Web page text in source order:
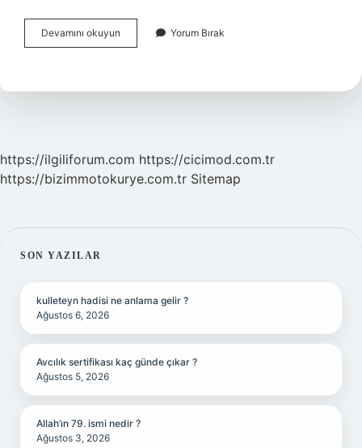
Devamını okuyun
Nedir
Yarar
Yorum Bırak
https://ilgiliforum.com https://cicimod.com.tr
https://bizimmotokurye.com.tr Sitemap
SIDEBAR
SON YAZILAR
kulleteyn hadisi ne anlama gelir ?
Ağustos 6, 2026
Avcılık sertifikası kaç günde çıkar ?
Ağustos 5, 2026
Allah’ın 79. ismi nedir ?
Ağustos 3, 2026